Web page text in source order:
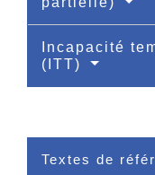
Incapacité
(ITT)
Textes de